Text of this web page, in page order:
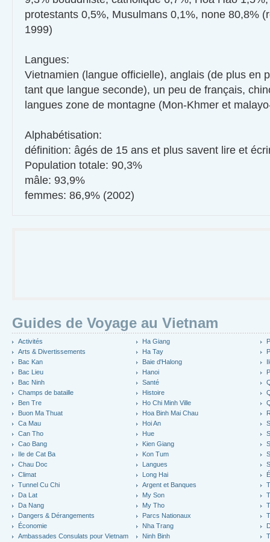
protestants 0,5%, Musulmans 0,1%, none 80,8%
1999)
Langues:
Vietnamien (langue officielle), anglais (de plus en
tant que langue seconde), un peu de français,
langues zone de montagne (Mon-Khmer et
Alphabétisation:
définition: âgés de 15 ans et plus savent lire et
Population totale: 90,3%
mâle: 93,9%
femmes: 86,9% (2002)
Guides de Voyage au Vietnam
Activités
Arts & Divertissements
Bac Kan
Bac Lieu
Bac Ninh
Champs de bataille
Ben Tre
Buon Ma Thuat
Ca Mau
Can Tho
Cao Bang
Ile de Cat Ba
Chau Doc
Climat
Tunnel Cu Chi
Da Lat
Da Nang
Dangers & Dérangements
Économie
Ambassades Consulats pour Vietnam
Ha Giang
Ha Tay
Baie d'Halong
Hanoi
Santé
Histoire
Ho Chi Minh Ville
Hoa Binh Mai Chau
Hoi An
Hue
Kien Giang
Kon Tum
Langues
Long Hai
Argent et Banques
My Son
My Tho
Parcs Nationaux
Nha Trang
Ninh Binh